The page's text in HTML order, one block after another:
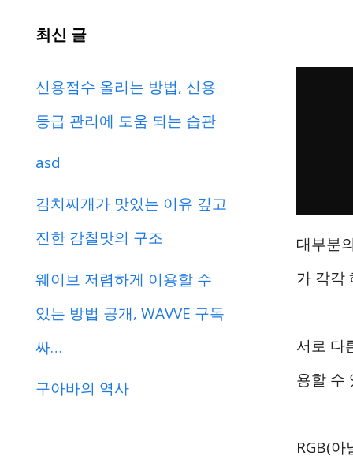
대부분
가 각각
서로 다
용할 수
RGB(
최신 글
신용점수 올리는 방법, 신용
등급 관리에 도움 되는 습관
asd
김치찌개가 맛있는 이유 깊고
진한 감칠맛의 구조
웨이브 저렴하게 이용할 수
있는 방법 공개, WAVVE 구독
싸…
구아바의 역사